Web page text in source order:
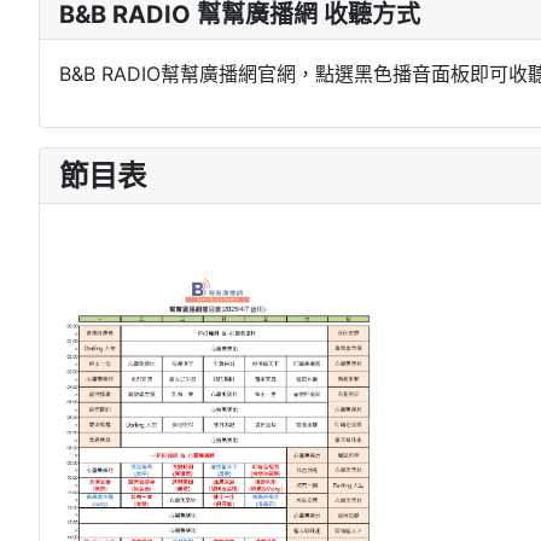
B&B RADIO 幫幫廣播網 收聽方式
B&B RADIO幫幫廣播網官網，點選黑色播音面板即可收
節目表